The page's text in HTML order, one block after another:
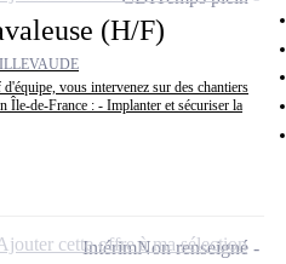
(H/F)
vous intervenez sur des chantiers
Île-de-France : - Implanter et sécuriser la
IntérimNon renseigné
cette offre à ma sélection